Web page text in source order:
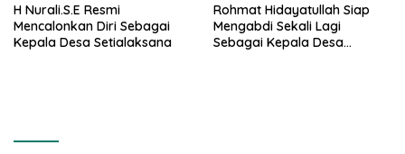
H Nurali.S.E Resmi
Mencalonkan Diri Sebagai
Kepala Desa Setialaksana
Rohmat Hidayatullah Siap
Mengabdi Sekali Lagi
Sebagai Kepala Desa